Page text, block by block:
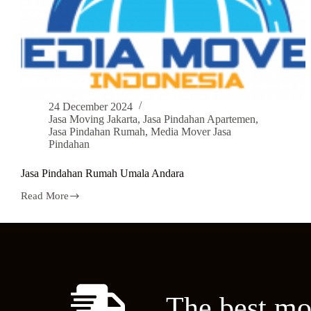
24 December 2024
Jasa Moving Jakarta, Jasa Pindahan Apartemen,
Jasa Pindahan Rumah, Media Mover Jasa
Pindahan
Jasa Pindahan Rumah Umala Andara
Read More